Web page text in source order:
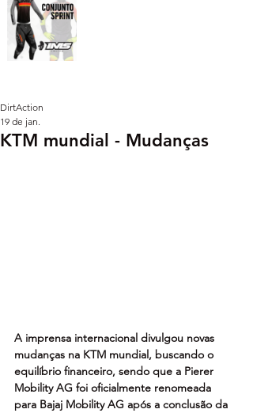
KTM mundial - Mudanças
DirtAction
19 de jan.
A imprensa internacional divulgou novas
mudanças na KTM mundial, buscando o
equilíbrio financeiro, sendo que a Pierer
Mobility AG foi oficialmente renomeada
para Bajaj Mobility AG após a conclusão da